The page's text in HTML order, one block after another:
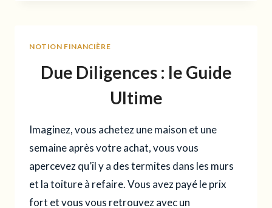
ET
CONCRETS
NOTION FINANCIÈRE
Due Diligences : le Guide
Ultime
Imaginez, vous achetez une maison et une
semaine après votre achat, vous vous
apercevez qu’il y a des termites dans les murs
et la toiture à refaire. Vous avez payé le prix
fort et vous vous retrouvez avec un